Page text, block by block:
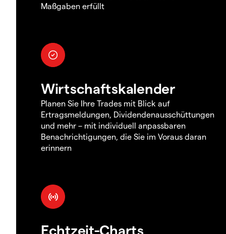
Maßgaben erfüllt
Wirtschaftskalender
Planen Sie Ihre Trades mit Blick auf
Ertragsmeldungen, Dividendenausschüttungen
und mehr – mit individuell anpassbaren
Benachrichtigungen, die Sie im Voraus daran
erinnern
Echtzeit-Charts